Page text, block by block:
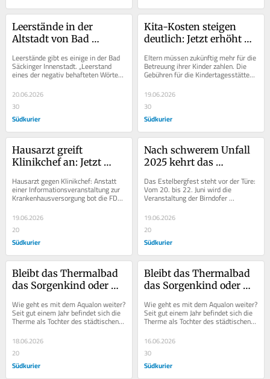
Leerstände in der
Altstadt von Bad
Stadt Neugründern bei
der Miete helfen
Leerstände gibt es einige in der Bad
Säckinger Innenstadt. „Leerstand
eines der negativ behafteten Wörter“,
sagt Elisabeth Vogt,...
20.06.2026
30
Südkurier
Kita-Kosten steigen
deutlich: Jetzt erhöht
Betreuungsgebühren
Eltern müssen zukünftig mehr für die
Betreuung ihrer Kinder zahlen. Die
Gebühren für die Kindertagesstätten
und Kindergärten zum Herbst 2026
um...
19.06.2026
30
Südkurier
Hausarzt greift
Klinikchef an: Jetzt
Hausarzt gegen Klinikchef: Anstatt
einer Informationsveranstaltung zur
Krankenhausversorgung bot die FDP
in Wehr vor Kurzem ein Schauspiel
der...
19.06.2026
20
Südkurier
Nach schwerem Unfall
2025 kehrt das
Mut und
Zusammenhalt prägen
Das Estelbergfest steht vor der Türe:
Vom 20. bis 22. Juni wird die
Veranstaltung der Birndofer
Junggesellen, die es bereits seit über
40 Jahren...
19.06.2026
20
Südkurier
Bleibt das Thermalbad
das Sorgenkind oder
steht es wirklich um
das Aqualon
Wie geht es mit dem Aqualon weiter?
Seit gut einem Jahr befindet sich die
Therme als Tochter des städtischen
Stadt....
18.06.2026
20
Südkurier
Bleibt das Thermalbad
das Sorgenkind oder
steht es wirklich um
das Aqualon
Wie geht es mit dem Aqualon weiter?
Seit gut einem Jahr befindet sich die
Therme als Tochter des städtischen
Stadt....
16.06.2026
30
Südkurier